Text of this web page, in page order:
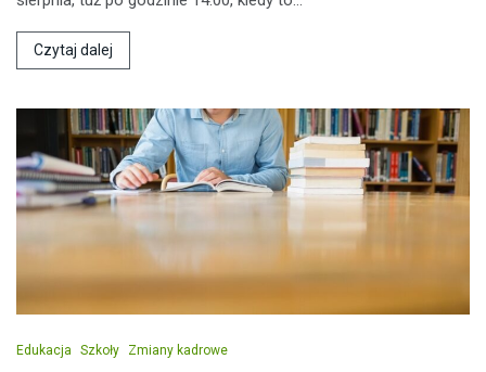
Czytaj dalej
Edukacja Szkoły Zmiany kadrowe